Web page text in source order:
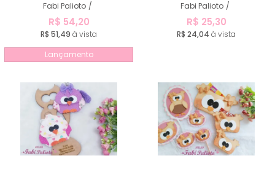
Fabi Palioto /
R$ 54,20
R$ 51,49 à vista
Lançamento
Fabi Palioto /
R$ 25,30
R$ 24,04 à vista